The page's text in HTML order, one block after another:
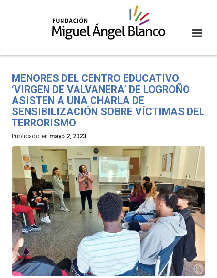
MENORES DEL CENTRO EDUCATIVO
‘VIRGEN DE VALVANERA’ DE LOGROÑO
ASISTEN A UNA CHARLA DE
SENSIBILIZACIÓN SOBRE VÍCTIMAS DEL
TERRORISMO
Publicado en mayo 2, 2023